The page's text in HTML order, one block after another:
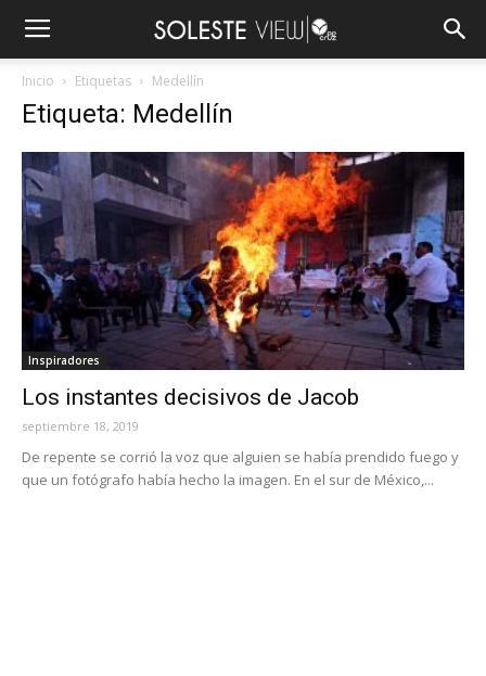
Inicio Etiquetas Medellín
Etiqueta: Medellín
Inspiradores
Los instantes decisivos de Jacob
septiembre 18, 2019
De repente se corrió la voz que alguien se había prendido fuego y
que un fotógrafo había hecho la imagen. En el sur de México,...